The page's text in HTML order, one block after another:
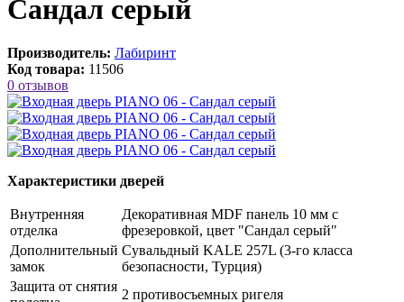
Сандал серый
Производитель: Лабиринт
Код товара: 11506
0 отзывов
Характеристики дверей
Внутренняя
отделка
Декоративная MDF панель 10 мм с
фрезеровкой, цвет "Сандал серый"
Дополнительный
замок
Сувальдный KALE 257L (3-го класса
безопасности, Турция)
Защита от снятия
2 противосъемных ригеля